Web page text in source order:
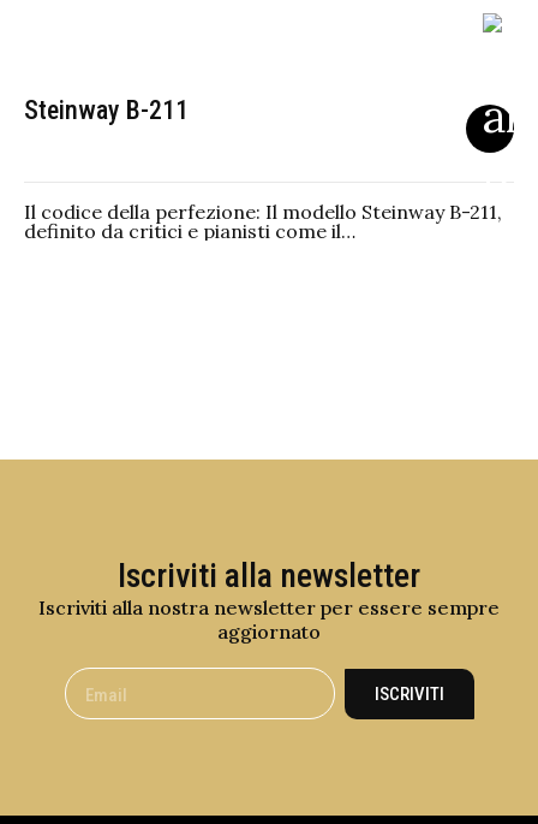
Steinway B-211
Il codice della perfezione: Il modello Steinway B-211,
definito da critici e pianisti come il…
Iscriviti alla newsletter
Iscriviti alla nostra newsletter per essere sempre
aggiornato
ISCRIVITI